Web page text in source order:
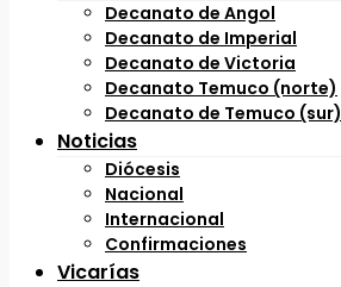
Decanato de Angol
Decanato de Imperial
Decanato de Victoria
Decanato Temuco (norte)
Decanato de Temuco (sur)
Noticias
Diócesis
Nacional
Internacional
Confirmaciones
Vicarías